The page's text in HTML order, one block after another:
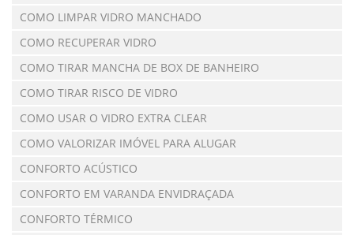
COMO LIMPAR VIDRO MANCHADO
COMO RECUPERAR VIDRO
COMO TIRAR MANCHA DE BOX DE BANHEIRO
COMO TIRAR RISCO DE VIDRO
COMO USAR O VIDRO EXTRA CLEAR
COMO VALORIZAR IMÓVEL PARA ALUGAR
CONFORTO ACÚSTICO
CONFORTO EM VARANDA ENVIDRAÇADA
CONFORTO TÉRMICO